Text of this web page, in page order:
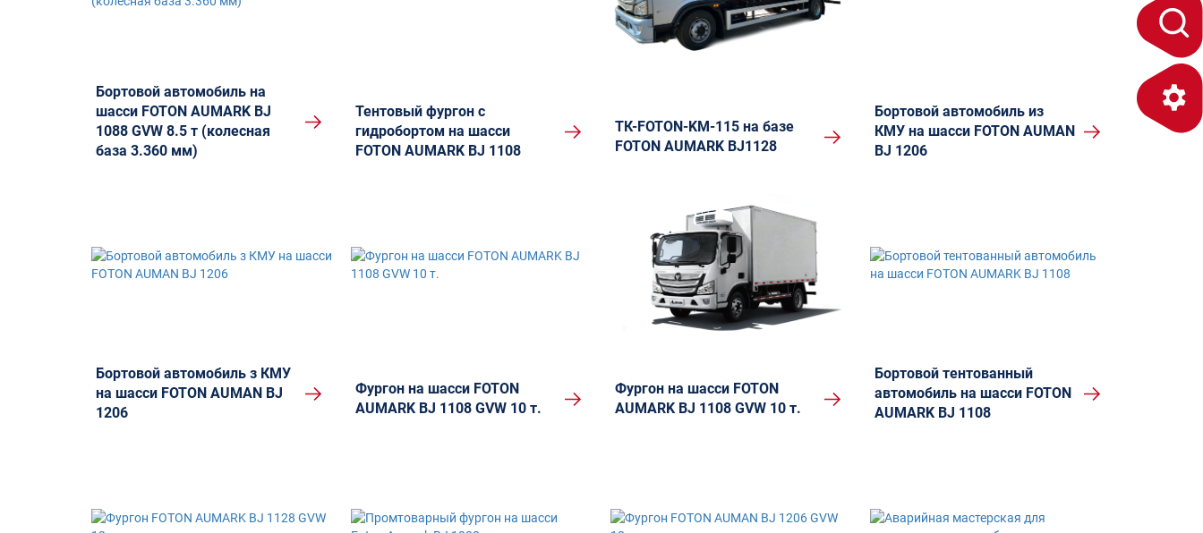
Бортовой автомобиль на
шасси FOTON AUMARK BJ
1088 GVW 8.5 т (колесная
база 3.360 мм)
Тентовый фургон с
гидробортом на шасси
FOTON AUMARK BJ 1108
ТК-FOTON-KM-115 на базе
FOTON AUMARK BJ1128
Бортовой автомобиль из
КМУ на шасси FOTON AUMAN
BJ 1206
Бортовой автомобиль з КМУ
на шасси FOTON AUMAN BJ
1206
Фургон на шасси FOTON
AUMARK BJ 1108 GVW 10 т.
Фургон на шасси FOTON
AUMARK BJ 1108 GVW 10 т.
Бортовой тентованный
автомобиль на шасси FOTON
AUMARK BJ 1108